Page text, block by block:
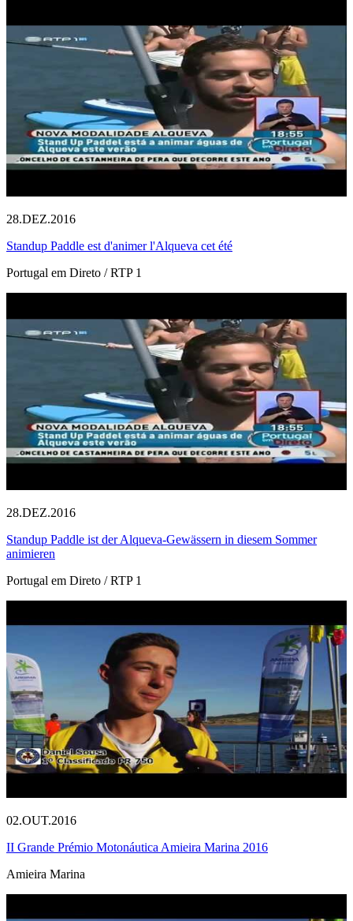
28.DEZ.2016
Standup Paddle est d'animer l'Alqueva cet été
Portugal em Direto / RTP 1
28.DEZ.2016
Standup Paddle ist der Alqueva-Gewässern in diesem Sommer
animieren
Portugal em Direto / RTP 1
02.OUT.2016
II Grande Prémio Motonáutica Amieira Marina 2016
Amieira Marina